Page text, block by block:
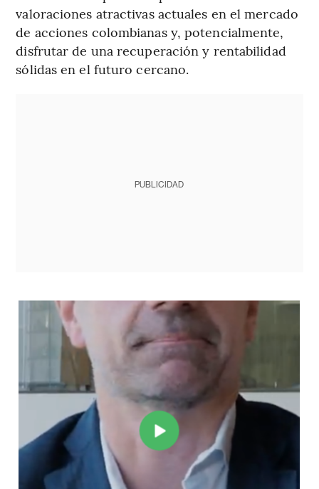
valoraciones atractivas actuales en el mercado
de acciones colombianas y, potencialmente,
disfrutar de una recuperación y rentabilidad
sólidas en el futuro cercano.
PUBLICIDAD